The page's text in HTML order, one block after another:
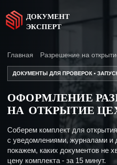
ДОКУМЕНТ
ЭКСПЕРТ
Главная Разрешение на
ДОКУМЕНТЫ ДЛЯ ПРОВЕРОК •
ОФОРМЛЕНИЕ
НА ОТКРЫТИЕ
Соберем комплект для
с уведомлениями, журналами и
покажем, каких документов не
цену комплекта - за 15 минут.